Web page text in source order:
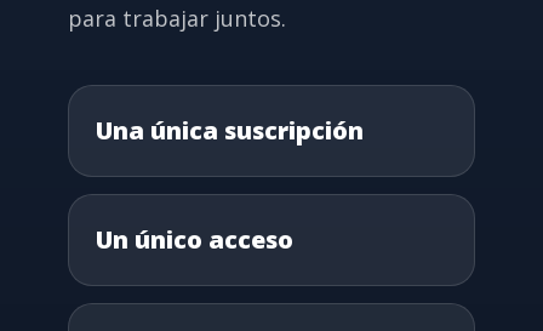
para trabajar juntos.
Una única suscripción
Un único acceso